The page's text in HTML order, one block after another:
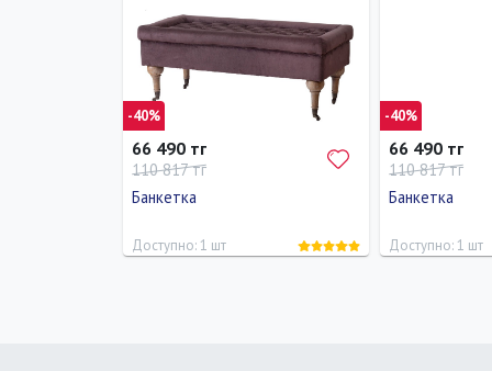
-40%
66 490 тг
110 817 тг
Банкетка
Доступно: 1 шт
-40%
66 490 тг
110 817 тг
Банкетка
Доступно: 1 шт